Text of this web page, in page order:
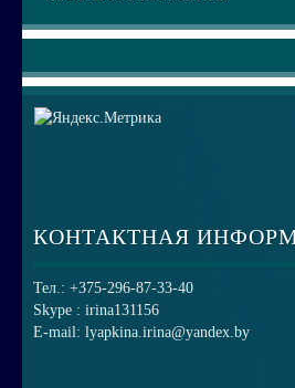
КОНТАКТНАЯ
Тел.: +375-296-87-33-40
Skype : irina131156
E-mail: lyapkina.irina@yandex.by